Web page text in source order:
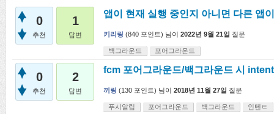
0
추천
1
답변
앱이 현재 실행 중인지 아니면 다른 앱
키리링 (840 포인트) 님이 2022년 9월 21일 질문
백그라운드 포어그라운드
0
추천
2
답변
fcm 포어그라운드/백그라운드 시
끼링 (130 포인트) 님이 2018년 11월 27일 질문
푸시알림 포어그라운드 백그라운드 인텐ㅌ